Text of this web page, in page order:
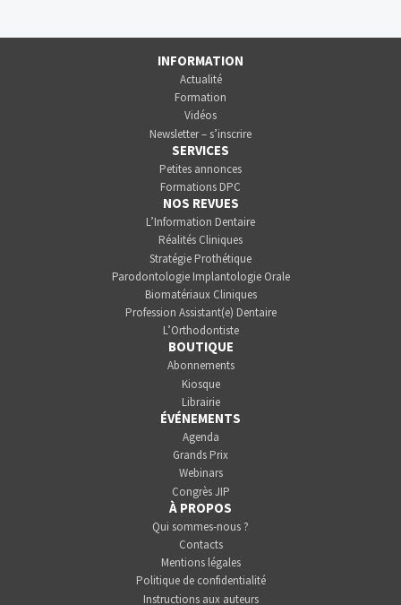
INFORMATION
Actualité
Formation
Vidéos
Newsletter – s’inscrire
SERVICES
Petites annonces
Formations DPC
NOS REVUES
L’Information Dentaire
Réalités Cliniques
Stratégie Prothétique
Parodontologie Implantologie Orale
Biomatériaux Cliniques
Profession Assistant(e) Dentaire
L’Orthodontiste
BOUTIQUE
Abonnements
Kiosque
Librairie
ÉVÉNEMENTS
Agenda
Grands Prix
Webinars
Congrès JIP
À PROPOS
Qui sommes-nous ?
Contacts
Mentions légales
Politique de confidentialité
Instructions aux auteurs